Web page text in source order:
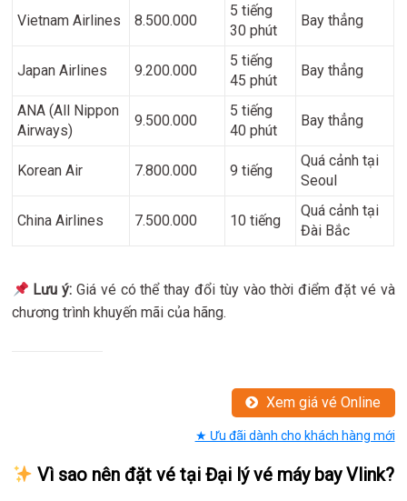
Vietnam Airlines 8.500.000
5 tiếng
30 phút
Bay thẳng
Japan Airlines 9.200.000
5 tiếng
45 phút
Bay thẳng
ANA (All Nippon
Airways)
9.500.000
5 tiếng
40 phút
Bay thẳng
Korean Air 7.800.000 9 tiếng
Quá cảnh tại
Seoul
China Airlines 7.500.000 10 tiếng
Quá cảnh tại
Đài Bắc
Lưu ý: Giá vé có thể thay đổi tùy vào thời điểm đặt vé và
chương trình khuyến mãi của hãng.
Xem giá vé Online
★ Ưu đãi dành cho khách hàng mới
Vì sao nên đặt vé tại Đại lý vé máy bay Vlink?